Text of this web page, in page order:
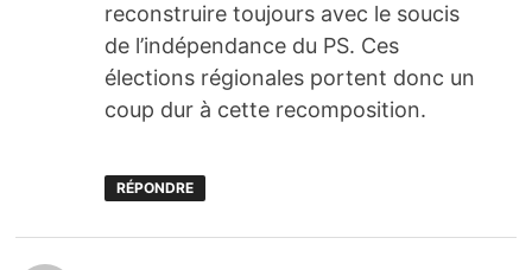
reconstruire toujours avec le soucis
de l’indépendance du PS. Ces
élections régionales portent donc un
coup dur à cette recomposition.
RÉPONDRE